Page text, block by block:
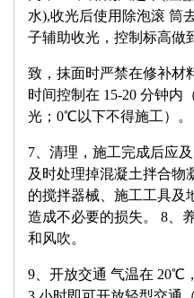
水),收光后使用除泡滚 筒
子辅助收光，控制标高做
致，抹面时严禁在修补材
时间控制在 15-20 分钟内
光；0℃以下不得施工）。
7、清理，施工完成后应
及时处理掉混凝土拌合物
的搅拌器械、施工工具及
造成不必要的损失。 8、
和风吹。
9、开放交通 气温在 20℃